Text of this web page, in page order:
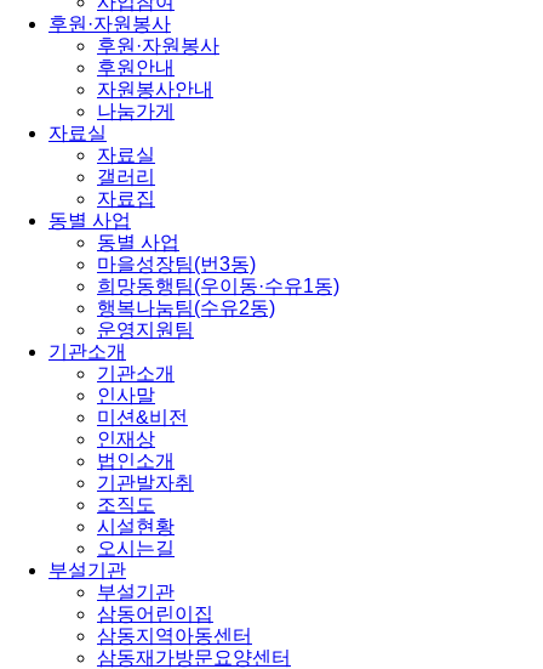
후원·자원봉사
후원·자원봉사
후원안내
자원봉사안내
나눔가게
자료실
자료실
갤러리
자료집
동별 사업
동별 사업
마을성장팀(번3동)
희망동행팀(우이동·수유1동)
행복나눔팀(수유2동)
운영지원팀
기관소개
기관소개
인사말
미션&비전
인재상
법인소개
기관발자취
조직도
시설현황
오시는길
부설기관
부설기관
삼동어린이집
삼동지역아동센터
삼동재가방문요양센터